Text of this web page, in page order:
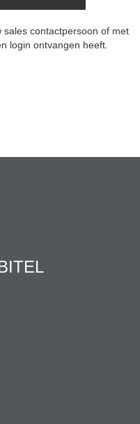
contactpersoon of met
login ontvangen heeft.